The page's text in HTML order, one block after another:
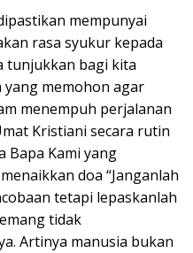
mempunyai
rasa syukur kepada
tunjukkan bagi kita
yang memohon agar
menempuh perjalanan
Kristiani secara rutin
Bapa Kami yang
doa “Janganlah
tetapi lepaskanlah
tidak
Artinya manusia bukan